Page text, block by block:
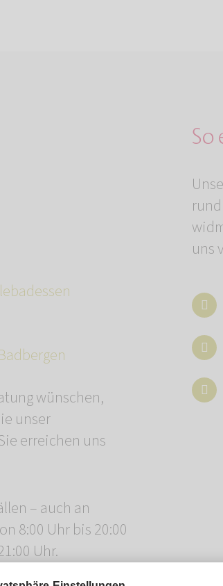
wünschen,
unser
erreichen uns
– auch an
8:00 Uhr bis 20:00
Uhr.
So
uns